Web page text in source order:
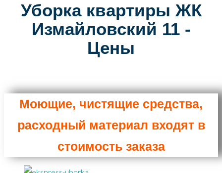
Уборка квартиры ЖК
Измайловский 11 -
Цены
Моющие, чистящие средства,
расходный материал входят в
стоимость заказа